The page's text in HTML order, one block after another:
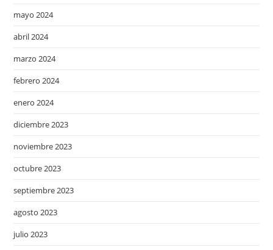
mayo 2024
abril 2024
marzo 2024
febrero 2024
enero 2024
diciembre 2023
noviembre 2023
octubre 2023
septiembre 2023
agosto 2023
julio 2023